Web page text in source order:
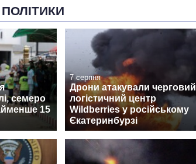
семеро
15
7 серпня
Дрони атакували черговий
логістичний центр
Wildberries у російському
Єкатеринбурзі